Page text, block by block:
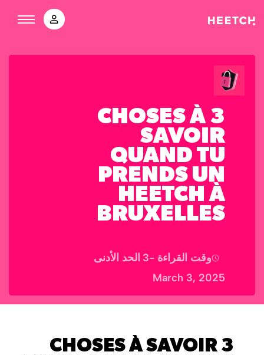
3 CHOSES À
SAVOIR
QUAND TU
PRENDS UN
HEETCH À
BRUXELLES
وقت القراءة -3 الحد الأدنى
March 3, 2025
3 CHOSES À SAVOIR